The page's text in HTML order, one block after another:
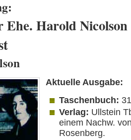
Harold
Aktuelle Ausgabe:
Taschenbuch:
Verlag: Ullstein
einem Nachw.
Rosenberg.